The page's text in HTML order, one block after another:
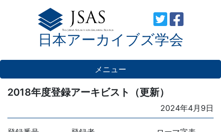
日本アーカイブズ学会
メニュー
2018年度登録アーキビスト（更新）
Posted
on
2024年4月9日